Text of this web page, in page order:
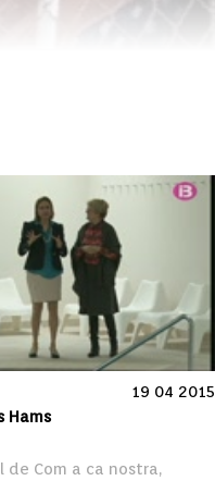
19 04 2015
Hams
Com a ca nostra,